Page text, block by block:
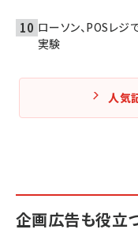
ローソン、POSレ
実験
人気
企画広告も役立